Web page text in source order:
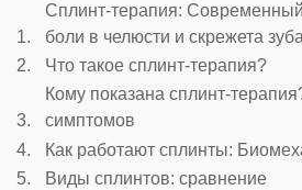
Сплинт-терапия:
боли в челюсти и скрежета
Что такое сплинт-терапия?
Кому показана сплинт-
симптомов
Как работают сплинты:
Виды сплинтов: сравнение